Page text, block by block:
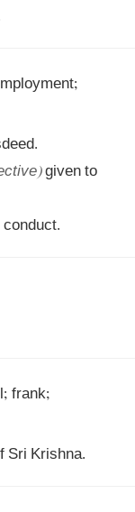
given to
frank;
Sri Krishna.